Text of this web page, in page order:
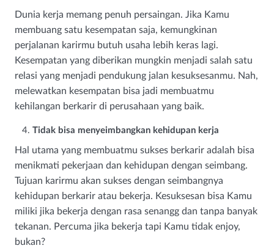
Dunia kerja memang penuh persaingan. Jika Kamu
membuang satu kesempatan saja, kemungkinan
perjalanan karirmu butuh usaha lebih keras lagi.
Kesempatan yang diberikan mungkin menjadi salah satu
relasi yang menjadi pendukung jalan kesuksesanmu. Nah,
melewatkan kesempatan bisa jadi membuatmu
kehilangan berkarir di perusahaan yang baik.
Tidak bisa menyeimbangkan kehidupan kerja
Hal utama yang membuatmu sukses berkarir adalah bisa
menikmati pekerjaan dan kehidupan dengan seimbang.
Tujuan karirmu akan sukses dengan seimbangnya
kehidupan berkarir atau bekerja. Kesuksesan bisa Kamu
miliki jika bekerja dengan rasa senangg dan tanpa banyak
tekanan. Percuma jika bekerja tapi Kamu tidak enjoy,
bukan?